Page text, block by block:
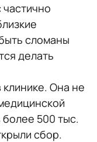
сломаны
делать
Она не
500 тыс.
сбор.